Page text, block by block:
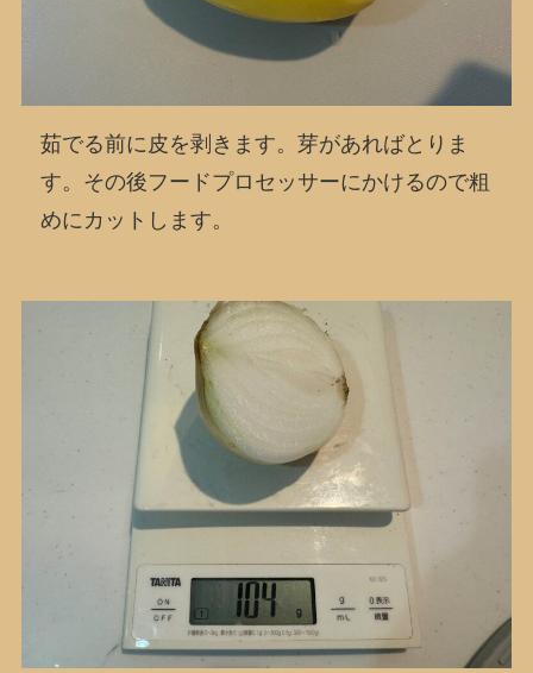
茹でる前に皮を剥きます。芽があればとりま
す。その後フードプロセッサーにかけるので粗
めにカットします。